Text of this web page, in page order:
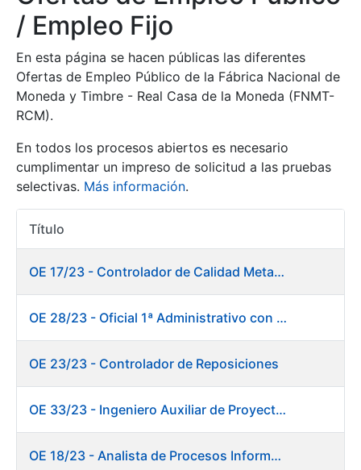
Mostrar/Ocultar
Mostrar/Ocultar
Mostrar/Ocultar
Mostrar/Ocultar
Mostrar/Ocultar
/ Empleo Fijo
En esta página se hacen públicas las diferentes
Ofertas de Empleo Público de la Fábrica Nacional de
Moneda y Timbre - Real Casa de la Moneda (FNMT-
RCM).
En todos los procesos abiertos es necesario
cumplimentar un impreso de solicitud a las pruebas
selectivas. Más información.
Título
OE 17/23 - Controlador de Calidad Metalurgia
OE 28/23 - Oficial 1ª Administrativo con inglés y francés
OE 23/23 - Controlador de Reposiciones
OE 33/23 - Ingeniero Auxiliar de Proyectos. Marketing
OE 18/23 - Analista de Procesos Informáticos